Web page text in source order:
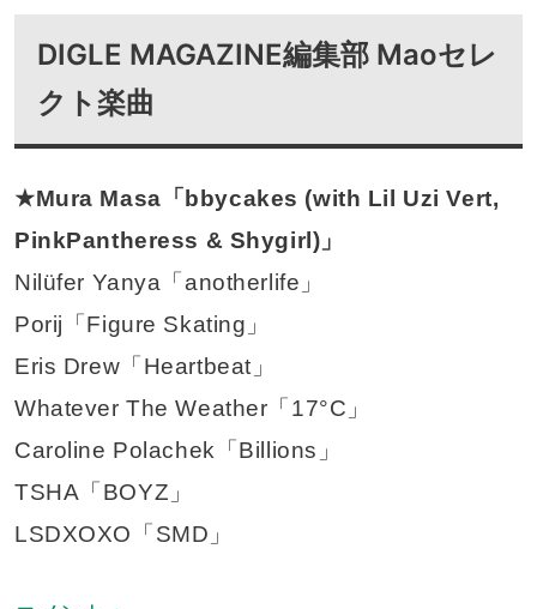
DIGLE MAGAZINE編集部 Maoセレ
クト楽曲
★Mura Masa「bbycakes (with Lil Uzi Vert,
PinkPantheress & Shygirl)」
Nilüfer Yanya「anotherlife」
Porij「Figure Skating」
Eris Drew「Heartbeat」
Whatever The Weather「17°C」
Caroline Polachek「Billions」
TSHA「BOYZ」
LSDXOXO「SMD」